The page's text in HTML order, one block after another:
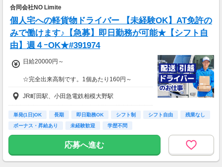
合同会社NO Limite
個人宅への軽貨物ドライバー 【未経験OK】AT免許の
みで働けます♪【急募】即日勤務が可能★【シフト自
由】週４ｰOK★#391974
日給20000円～
☆完全出来高制です。1個あたり160円～
☆昇給あり
＜平均月収＞
30代／月収90万円超えも可能
稼ぎたい方には多く荷物をお任せします。
JR町田駅、小田急電鉄相模大野駅
単発(1日)OK 長期 即日勤務OK シフト制 シフト自由
残業なし
ボーナス・昇給あり
未経験歓迎 学歴不問
応募へ進む